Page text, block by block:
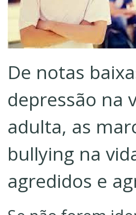
De notas
depressão na
adulta, as
bullying na
agredidos e